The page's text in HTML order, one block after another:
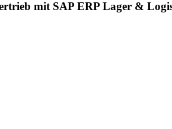
mit SAP ERP Lager &